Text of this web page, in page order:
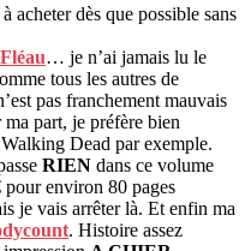
à acheter dès que possible sans
… je n’ai jamais lu le
tous les autres de
pas franchement mauvais
part, je préfère bien
Dead par exemple.
RIEN dans ce volume
environ 80 pages
je vais arrêter là. Et enfin ma
. Histoire assez